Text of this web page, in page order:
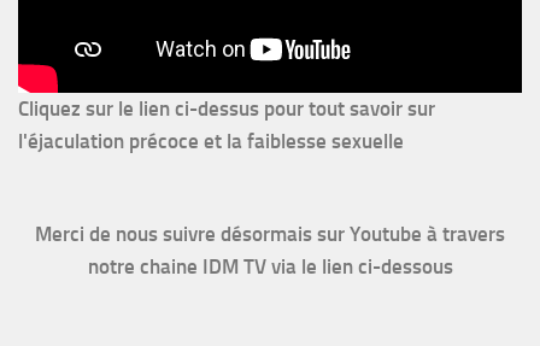
Cliquez sur le lien ci-dessus pour tout savoir sur
l'éjaculation précoce et la faiblesse sexuelle
Merci de nous suivre désormais sur Youtube à travers
notre chaine IDM TV via le lien ci-dessous